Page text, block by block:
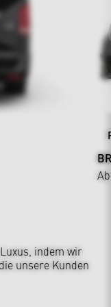
indem wir
unsere Kunden